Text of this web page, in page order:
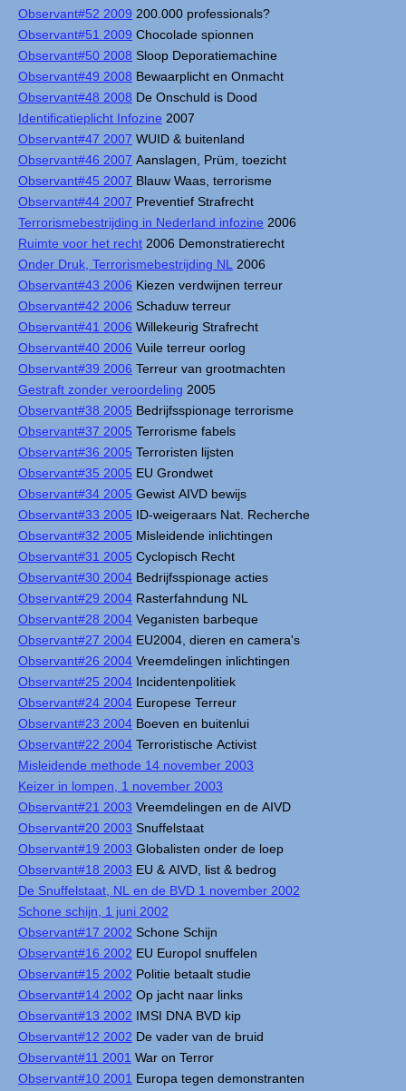
Observant#52 2009 200.000 professionals?
Observant#51 2009 Chocolade spionnen
Observant#50 2008 Sloop Deporatiemachine
Observant#49 2008 Bewaarplicht en Onmacht
Observant#48 2008 De Onschuld is Dood
Identificatieplicht Infozine 2007
Observant#47 2007 WUID & buitenland
Observant#46 2007 Aanslagen, Prüm, toezicht
Observant#45 2007 Blauw Waas, terrorisme
Observant#44 2007 Preventief Strafrecht
Terrorismebestrijding in Nederland infozine 2006
Ruimte voor het recht 2006 Demonstratierecht
Onder Druk, Terrorismebestrijding NL
2006
Observant#43 2006 Kiezen verdwijnen terreur
Observant#42 2006 Schaduw terreur
Observant#41 2006 Willekeurig Strafrecht
Observant#40 2006 Vuile terreur oorlog
Observant#39 2006 Terreur van grootmachten
Gestraft zonder veroordeling 2005
Observant#38 2005 Bedrijfsspionage terrorisme
Observant#37 2005 Terrorisme fabels
Observant#36 2005 Terroristen lijsten
Observant#35 2005 EU Grondwet
Observant#34 2005 Gewist AIVD bewijs
Observant#33 2005 ID-weigeraars Nat. Recherche
Observant#32 2005 Misleidende inlichtingen
Observant#31 2005 Cyclopisch Recht
Observant#30 2004 Bedrijfsspionage acties
Observant#29 2004 Rasterfahndung NL
Observant#28 2004 Veganisten barbeque
Observant#27 2004 EU2004, dieren en camera's
Observant#26 2004 Vreemdelingen inlichtingen
Observant#25 2004 Incidentenpolitiek
Observant#24 2004 Europese Terreur
Observant#23 2004 Boeven en buitenlui
Observant#22 2004 Terroristische Activist
Misleidende methode 14 november 2003
Keizer in lompen, 1 november 2003
Observant#21 2003 Vreemdelingen en de AIVD
Observant#20 2003 Snuffelstaat
Observant#19 2003 Globalisten onder de loep
Observant#18 2003 EU & AIVD, list & bedrog
De Snuffelstaat, NL en de BVD 1 november 2002
Schone schijn, 1 juni 2002
Observant#17 2002 Schone Schijn
Observant#16 2002 EU Europol snuffelen
Observant#15 2002 Politie betaalt studie
Observant#14 2002 Op jacht naar links
Observant#13 2002 IMSI DNA BVD kip
Observant#12 2002 De vader van de bruid
Observant#11 2001 War on Terror
Observant#10 2001 Europa tegen demonstranten